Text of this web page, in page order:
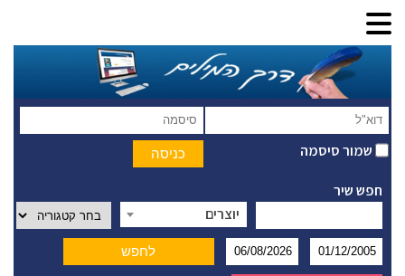
שמור סיסמה
חפש שיר
יוצרים